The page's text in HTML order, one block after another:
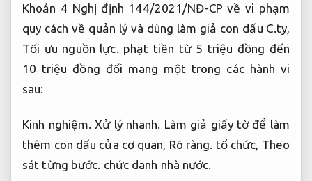
Khoản 4 Nghị định 144/2021/NĐ-CP về vi phạm
quy cách về quản lý và dùng làm giả con dấu C.ty,
Tối ưu nguồn lực.
phạt tiền từ 5 triệu đồng đến
10 triệu đồng đối mang một trong các hành vi
sau:
Kinh nghiệm. Xử lý nhanh.
Làm giả giấy tờ để làm
thêm con dấu của cơ quan, Rõ ràng. tổ chức, Theo
sát từng bước. chức danh nhà nước.